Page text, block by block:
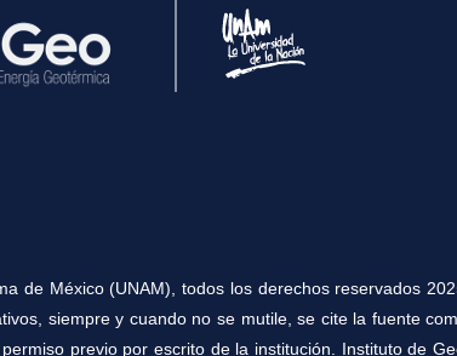
de México (UNAM), todos los derechos reservados
siempre y cuando no se mutile, se cite la fuente
previo por escrito de la institución. Instituto de